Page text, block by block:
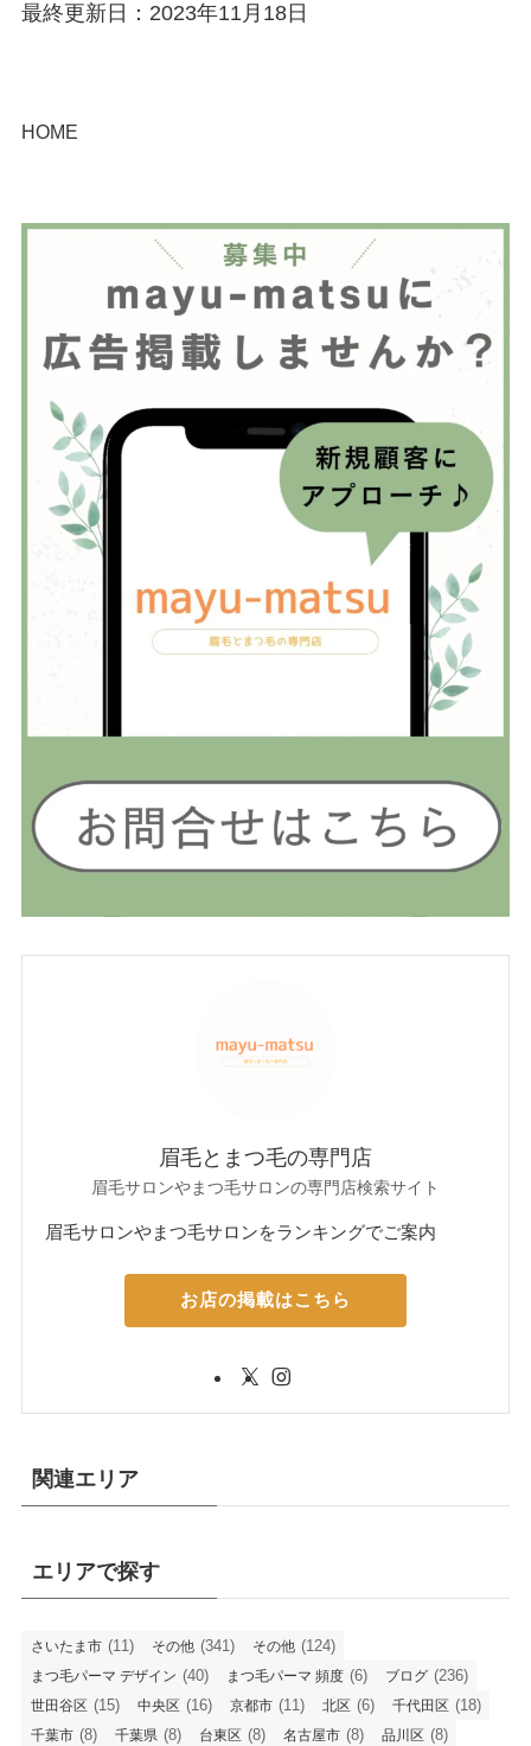
最終更新日：2023年11月18日
HOME
眉毛とまつ毛の専門店
眉毛サロンやまつ毛サロンの専門店検索サイト
眉毛サロンやまつ毛サロンをランキングでご案内
お店の掲載はこちら
関連エリア
エリアで探す
さいたま市 (11) その他 (341) その他 (124)
まつ毛パーマ デザイン (40) まつ毛パーマ 頻度 (6) ブログ (236)
世田谷区 (15) 中央区 (16) 京都市 (11) 北区 (6) 千代田区 (18)
千葉市 (8) 千葉県 (8) 台東区 (8) 名古屋市 (8) 品川区 (8)